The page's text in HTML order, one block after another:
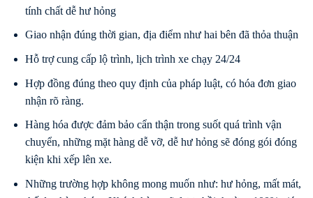
tính chất dễ hư hỏng
Giao nhận đúng thời gian, địa điểm như hai bên đã thỏa thuận
Hỗ trợ cung cấp lộ trình, lịch trình xe chạy 24/24
Hợp đồng đúng theo quy định của pháp luật, có hóa đơn giao
nhận rõ ràng.
Hàng hóa được đảm bảo cẩn thận trong suốt quá trình vận
chuyển, những mặt hàng dễ vỡ, dễ hư hỏng sẽ đóng gói đóng
kiện khi xếp lên xe.
Những trường hợp không mong muốn như: hư hỏng, mất mát,